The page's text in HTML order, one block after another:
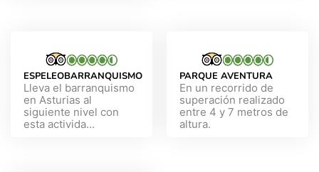
ESPELEOBARRANQUISMO
Lleva el barranquismo
en Asturias al
siguiente nivel con
esta activida...
PARQUE AVENTURA
En un recorrido de
superación realizado
entre 4 y 7 metros de
altura.